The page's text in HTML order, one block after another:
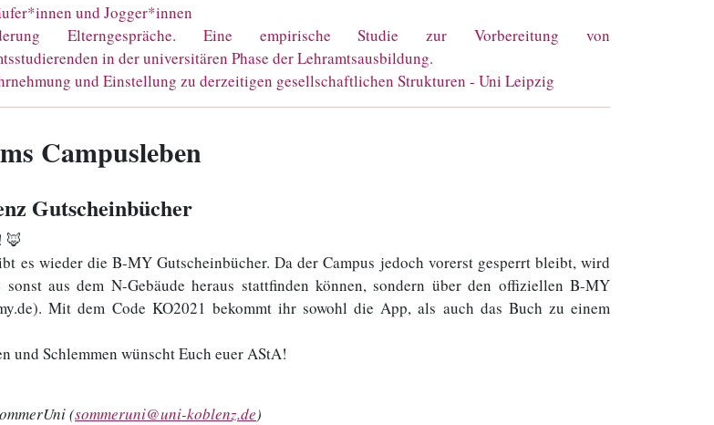
und Jogger*innen
Elterngespräche. Eine empirische Studie zur Vorbereitung von
in der universitären Phase der Lehramtsausbildung.
und Einstellung zu derzeitigen gesellschaftlichen Strukturen - Uni Leipzig
Campusleben
Gutscheinbücher
🦊
es wieder die B-MY Gutscheinbücher. Da der Campus jedoch vorerst gesperrt bleibt, wird
aus dem N-Gebäude heraus stattfinden können, sondern über den offiziellen B-MY
Mit dem Code KO2021 bekommt ihr sowohl die App, als auch das Buch zu einem
und Schlemmen wünscht Euch euer AStA!
(sommeruni@uni-koblenz.de)